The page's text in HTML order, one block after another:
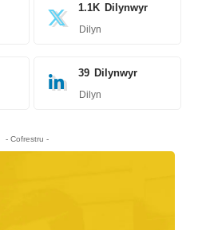
1.1K Dilynwyr
Dilyn
39 Dilynwyr
Dilyn
- Cofrestru -